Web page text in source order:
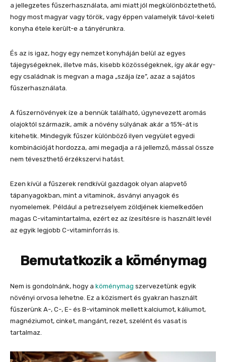
a jellegzetes fűszerhasználata, ami miatt jól megkülönböztethető,
hogy most magyar vagy török, vagy éppen valamelyik távol-keleti
konyha étele került-e a tányérunkra.
És az is igaz, hogy egy nemzet konyháján belül az egyes
tájegységeknek, illetve más, kisebb közösségeknek, így akár egy-
egy családnak is megvan a maga „szája íze”, azaz a sajátos
fűszerhasználata.
A fűszernövények íze a bennük található, úgynevezett aromás
olajoktól származik, amik a növény súlyának akár a 15%-át is
kitehetik. Mindegyik fűszer különböző ilyen vegyület egyedi
kombinációját hordozza, ami megadja a rá jellemző, mással össze
nem téveszthető érzékszervi hatást.
Ezen kívül a fűszerek rendkívül gazdagok olyan alapvető
tápanyagokban, mint a vitaminok, ásványi anyagok és
nyomelemek. Például a petrezselyem zöldjének kiemelkedően
magas C-vitamintartalma, ezért ez az ízesítésre is használt levél
az egyik legjobb C-vitaminforrás is.
Bemutatkozik a köménymag
Nem is gondolnánk, hogy a köménymag szervezetünk egyik
növényi orvosa lehetne. Ez a közismert és gyakran használt
fűszerünk A-, C-, E- és B-vitaminok mellett kalciumot, káliumot,
magnéziumot, cinket, mangánt, rezet, szelént és vasat is
tartalmaz.